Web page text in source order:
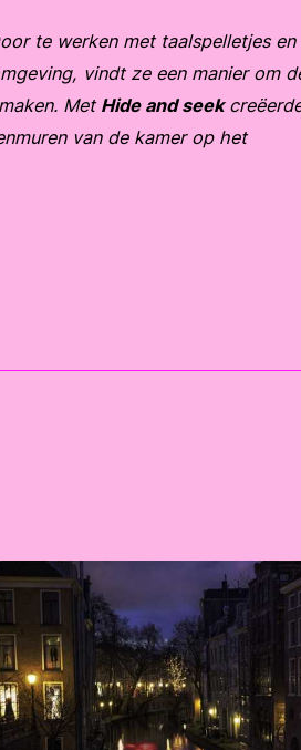
te werken met taalspelletjes en
vindt ze een manier om
Met Hide and seek
van de kamer op het